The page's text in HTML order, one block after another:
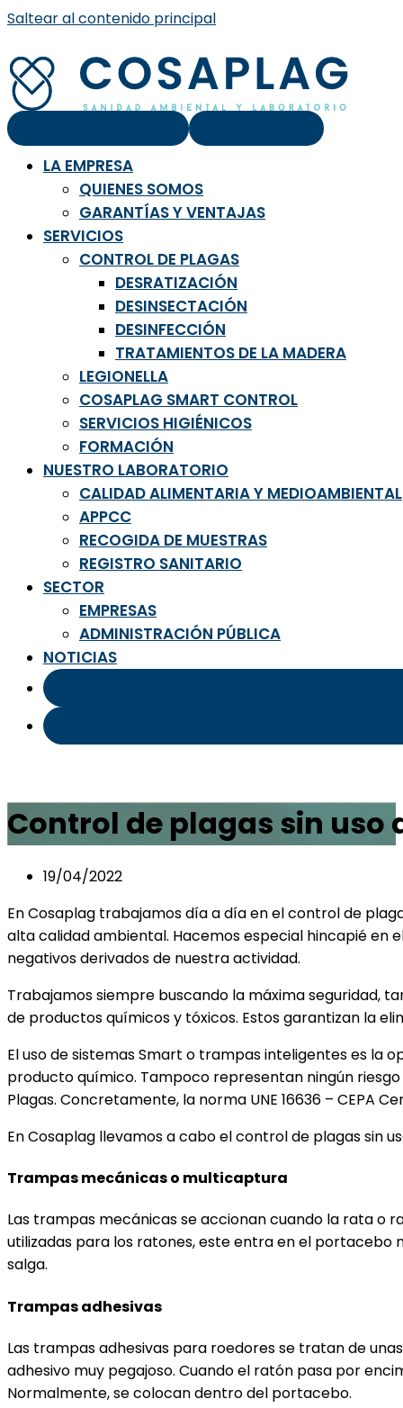
Saltear al contenido principal
LA EMPRESA
QUIENES SOMOS
GARANTÍAS Y VENTAJAS
SERVICIOS
CONTROL DE PLAGAS
DESRATIZACIÓN
DESINSECTACIÓN
DESINFECCIÓN
TRATAMIENTOS DE LA MADERA
LEGIONELLA
COSAPLAG SMART CONTROL
SERVICIOS HIGIÉNICOS
FORMACIÓN
NUESTRO LABORATORIO
CALIDAD ALIMENTARIA Y MEDIOAMBIENTAL
APPCC
RECOGIDA DE MUESTRAS
REGISTRO SANITARIO
SECTOR
EMPRESAS
ADMINISTRACIÓN PÚBLICA
NOTICIAS
Control de plagas sin uso
19/04/2022
En Cosaplag trabajamos día a día en el control de
alta calidad ambiental. Hacemos especial hincapié en
negativos derivados de nuestra actividad.
Trabajamos siempre buscando la máxima seguridad,
de productos químicos y tóxicos. Estos garantizan la
El uso de sistemas Smart o trampas inteligentes es la
producto químico. Tampoco representan ningún
Plagas. Concretamente, la norma UNE 16636 – CEPA
En Cosaplag llevamos a cabo el control de plagas sin
Trampas mecánicas o multicaptura
Las trampas mecánicas se accionan cuando la rata o
utilizadas para los ratones, este entra en el portacebo
salga.
Trampas adhesivas
Las trampas adhesivas para roedores se tratan de
adhesivo muy pegajoso. Cuando el ratón pasa por
Normalmente, se colocan dentro del portacebo.